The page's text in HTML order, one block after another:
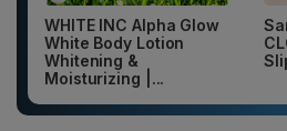
WHITE INC Alpha Glow
White Body Lotion
Whitening &
Moisturizing |...